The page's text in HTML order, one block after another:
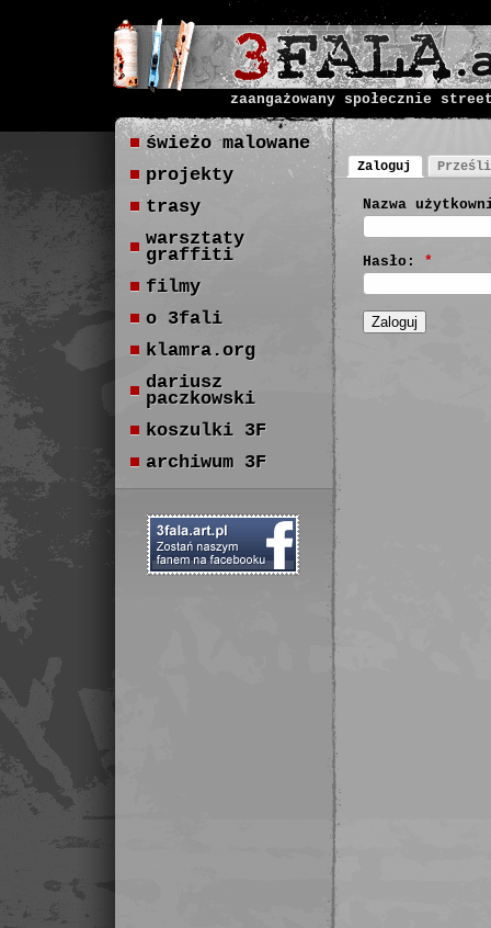
zaangażowany społecznie
Zaloguj
Nazwa
Hasło: *
świeżo malowane
projekty
trasy
warsztaty
graffiti
filmy
o 3fali
klamra.org
dariusz
paczkowski
koszulki 3F
archiwum 3F